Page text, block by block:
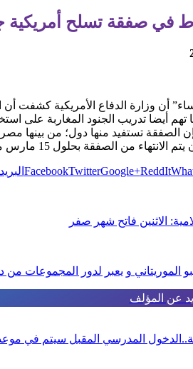
في صفقة تسلح أمريكية
أن وزارة الدفاع الأمريكية كشفت
من الصفقة بحلول 15 مارس من عام 2023
FacebookTwitterGoogle+ReddIt
الاثنين فاتح شهر صفر
الموريتاني و يعبر لدور المجموعات من
عن المؤلف
المدرسي المقبل سیتم في